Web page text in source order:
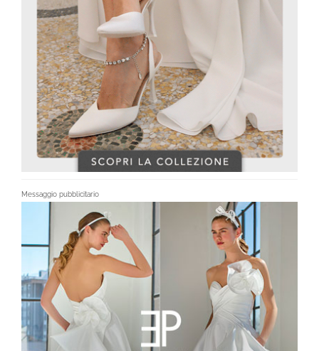
Messaggio pubblicitario